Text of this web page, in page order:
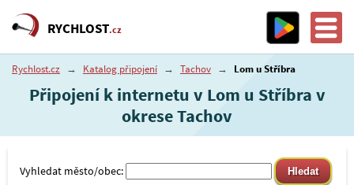
RYCHLOST.cz
Rychlost.cz → Katalog připojení → Tachov → Lom u Stříbra
Připojení k internetu v Lom u Stříbra v
okrese Tachov
Vyhledat město/obec: